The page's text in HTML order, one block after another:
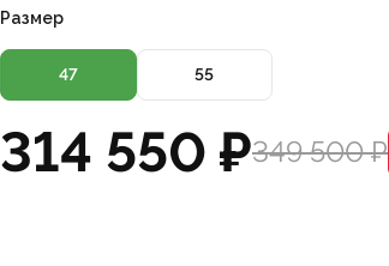
Размер
47 55
314 550 ₽349 500 ₽